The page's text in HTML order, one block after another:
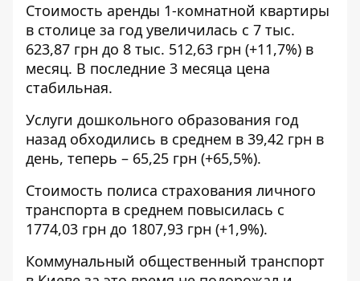
Стоимость аренды 1-комнатной квартиры
в столице за год увеличилась с 7 тыс.
623,87 грн до 8 тыс. 512,63 грн (+11,7%) в
месяц. В последние 3 месяца цена
стабильная.
Услуги дошкольного образования год
назад обходились в среднем в 39,42 грн в
день, теперь – 65,25 грн (+65,5%).
Стоимость полиса страхования личного
транспорта в среднем повысилась с
1774,03 грн до 1807,93 грн (+1,9%).
Коммунальный общественный транспорт